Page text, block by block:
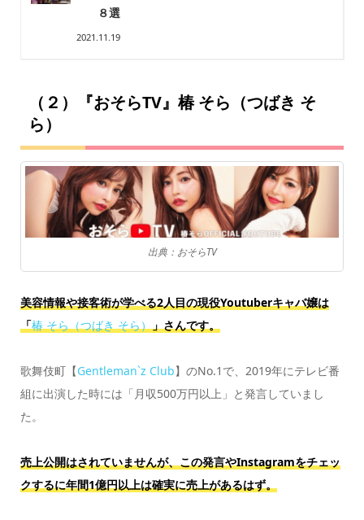
８選
2021.11.19
（２）『おそらTV』椿 そら（つばき そ
ら）
出典：おそらTV
美容情報や接客術が学べる2人目の現役Youtuberキャバ嬢は
「椿 そら（つばき そら）」さんです。
歌舞伎町【Gentleman`z Club】のNo.1で、2019年にテレビ番
組に出演した時には「月収500万円以上」と発言していまし
た。
売上公開はされていませんが、この発言やInstagramをチェッ
クするに年間1億円以上は確実に売上があるはず。